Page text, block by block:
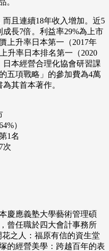
。
且連續18年收入增加。近5
長7倍。利益率29%為上市
上升率日本第一（2017年
升率日本排名第一（2020
日本經營合理化協會研習課
五項戰略」的參加費為4萬
其首本著作。
）
1名
應義塾大學藝術管理碩
曾任職於四大會計事務所
之人：福原有信的資生堂
的經營美學：跨越百年的表